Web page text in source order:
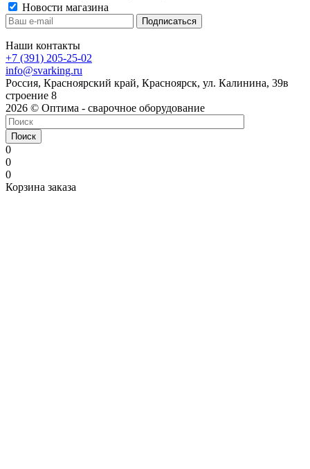
Новости магазина
Наши контакты
+7 (391) 205-25-02
info@svarking.ru
Россия, Красноярский край, Красноярск, ул. Калинина, 39в
строение 8
2026 © Оптима - сварочное оборудование
Поиск
0
0
0
Корзина заказа